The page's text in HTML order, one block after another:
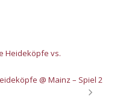
Heideköpfe vs.
@ Mainz – Spiel 2